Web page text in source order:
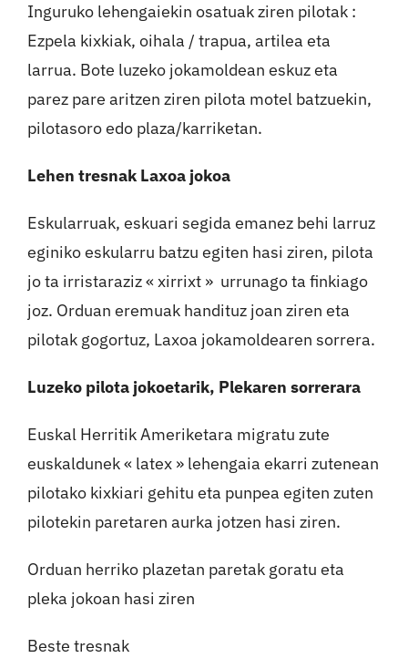
Inguruko lehengaiekin osatuak ziren pilotak :
Ezpela kixkiak, oihala / trapua, artilea eta
larrua. Bote luzeko jokamoldean eskuz eta
parez pare aritzen ziren pilota motel batzuekin,
pilotasoro edo plaza/karriketan.
Lehen tresnak Laxoa jokoa
Eskularruak, eskuari segida emanez behi larruz
eginiko eskularru batzu egiten hasi ziren, pilota
jo ta irristaraziz « xirrixt » urrunago ta finkiago
joz. Orduan eremuak handituz joan ziren eta
pilotak gogortuz, Laxoa jokamoldearen sorrera.
Luzeko pilota jokoetarik, Plekaren sorrerara
Euskal Herritik Ameriketara migratu zute
euskaldunek « latex » lehengaia ekarri zutenean
pilotako kixkiari gehitu eta punpea egiten zuten
pilotekin paretaren aurka jotzen hasi ziren.
Orduan herriko plazetan paretak goratu eta
pleka jokoan hasi ziren
Beste tresnak